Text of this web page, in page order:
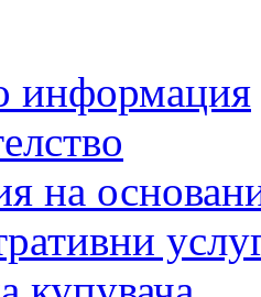
информация
на